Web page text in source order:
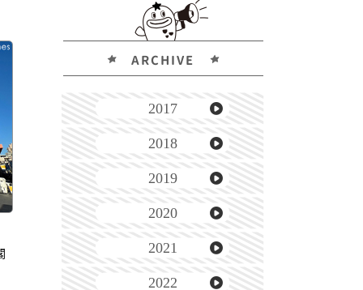
ARCHIVE
2017
2018
2019
2020
2021
2022